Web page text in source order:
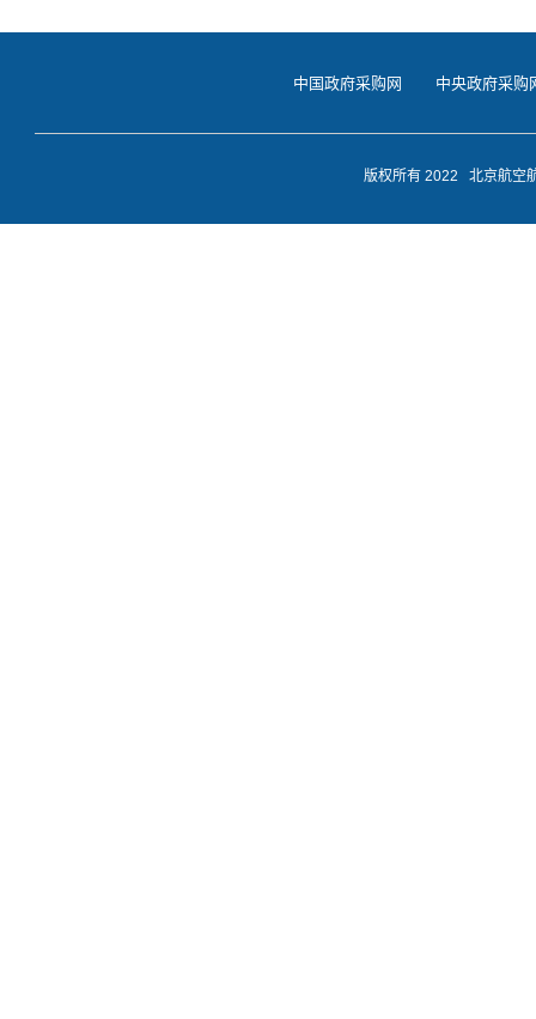
中国政府采购网 中央政府采购
版权所有 2022 北京航